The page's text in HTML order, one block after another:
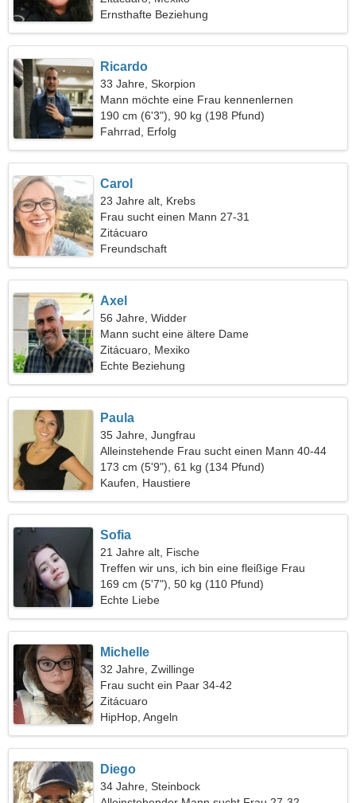
Ernsthafte Beziehung
Ricardo
33 Jahre, Skorpion
Mann möchte eine Frau kennenlernen
190 cm (6'3"), 90 kg (198 Pfund)
Fahrrad, Erfolg
Carol
23 Jahre alt, Krebs
Frau sucht einen Mann 27-31
Zitácuaro
Freundschaft
Axel
56 Jahre, Widder
Mann sucht eine ältere Dame
Zitácuaro, Mexiko
Echte Beziehung
Paula
35 Jahre, Jungfrau
Alleinstehende Frau sucht einen Mann 40-44
173 cm (5'9"), 61 kg (134 Pfund)
Kaufen, Haustiere
Sofia
21 Jahre alt, Fische
Treffen wir uns, ich bin eine fleißige Frau
169 cm (5'7"), 50 kg (110 Pfund)
Echte Liebe
Michelle
32 Jahre, Zwillinge
Frau sucht ein Paar 34-42
Zitácuaro
HipHop, Angeln
Diego
34 Jahre, Steinbock